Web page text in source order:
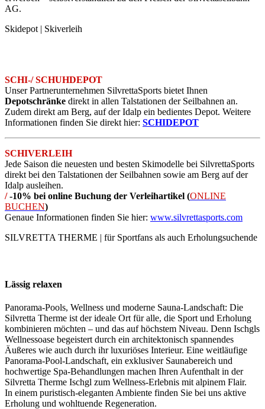
AG.
Skidepot | Skiverleih
SCHI-/ SCHUHDEPOT
Unser Partnerunternehmen SilvrettaSports bietet Ihnen
Depotschränke direkt in allen Talstationen der Seilbahnen an.
Zudem direkt am Berg, auf der Idalp ein bedientes Depot. Weitere
Informationen finden Sie direkt hier: SCHIDEPOT
SCHIVERLEIH
Jede Saison die neuesten und besten Skimodelle bei SilvrettaSports
direkt bei den Talstationen der Seilbahnen sowie am Berg auf der
Idalp ausleihen.
/ -10% bei online Buchung der Verleihartikel (ONLINE
BUCHEN)
Genaue Informationen finden Sie hier: www.silvrettasports.com
SILVRETTA THERME | für Sportfans als auch Erholungsuchende
Lässig relaxen
Panorama-Pools, Wellness und moderne Sauna-Landschaft: Die
Silvretta Therme ist der ideale Ort für alle, die Sport und Erholung
kombinieren möchten – und das auf höchstem Niveau. Denn Ischgls
Wellnessoase begeistert durch ein architektonisch spannendes
Äußeres wie auch durch ihr luxuriöses Interieur. Eine weitläufige
Panorama-Pool-Landschaft, ein exklusiver Saunabereich und
hochwertige Spa-Behandlungen machen Ihren Aufenthalt in der
Silvretta Therme Ischgl zum Wellness-Erlebnis mit alpinem Flair.
In einem puristisch-eleganten Ambiente finden Sie bei uns aktive
Erholung und wohltuende Regeneration.